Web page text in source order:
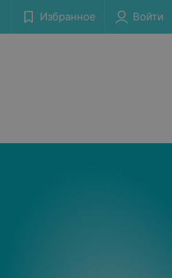
Избранное Войти